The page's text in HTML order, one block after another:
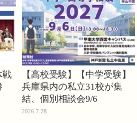
戦
【高校受験】【中学受験】
兵庫県内の私立31校が集
結、個別相談会9/6
2026.7.28